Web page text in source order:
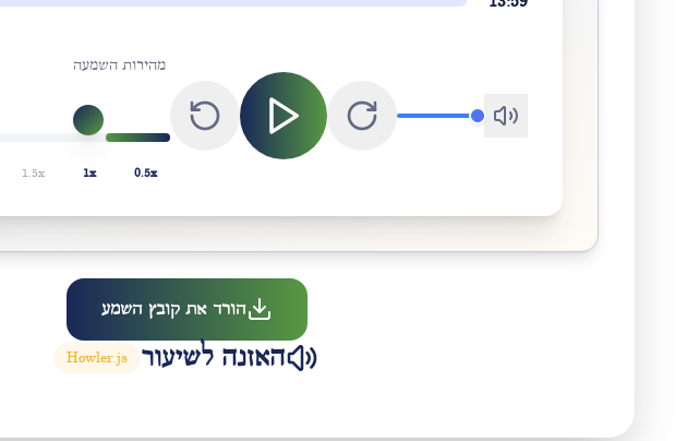
מהירות השמעה
0.5x
1x
1.5x
הורד את קובץ השמע
האזנה לשיעור Howler.js